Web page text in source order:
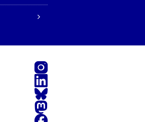
Instagram
LinkedIn
Bluesky
Mastodon
Facebook